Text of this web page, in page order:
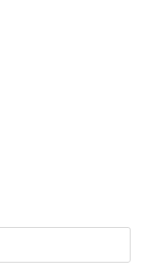
정한다. 4·3을 제주역
입장을 견지한다는 걸
에서 일방적으로 규정
대한 다양한 연구와